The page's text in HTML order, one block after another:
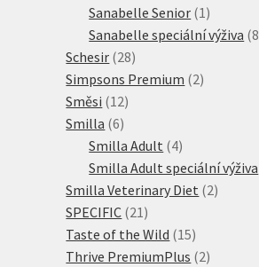
produkt
Sanabelle Senior 1 1
produkt
Sanabelle speciální výživa 8
Schesir 2828
produktů
Simpsons Premium 22
Směsi 1212
Smilla 66
produktů
Smilla Adult 44
produkty
Smilla Adult speciální výživa
Smilla Veterinary Diet 22
SPECIFIC 21 21
produktů
Taste of the Wild 1515
produktů
Thrive PremiumPlus 22